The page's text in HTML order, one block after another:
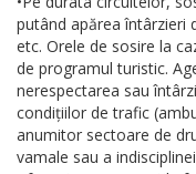
putând apărea întârzieri
etc. Orele de sosire la
de programul turistic.
nerespectarea sau
condițiilor de trafic
anumitor sectoare de
vamale sau a